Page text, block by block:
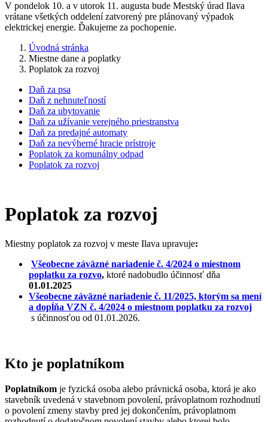
V pondelok 10. a v utorok 11. augusta bude Mestský úrad Ilava
vrátane všetkých oddelení zatvorený pre plánovaný výpadok
elektrickej energie. Ďakujeme za pochopenie.
Úvodná stránka
Miestne dane a poplatky
Poplatok za rozvoj
Daň za psa
Daň z nehnuteľností
Daň za ubytovanie
Daň za užívanie verejného priestranstva
Daň za predajné automaty
Daň za nevýherné hracie prístroje
Poplatok za komunálny odpad
Poplatok za rozvoj
Poplatok za rozvoj
Miestny poplatok za rozvoj v meste Ilava upravuje:
Všeobecne záväzné nariadenie č. 4/2024 o miestnom
poplatku za rozvo, ktoré nadobudlo účinnosť dňa
01.01.2025
Všeobecne záväzné nariadenie č. 11/2025, ktorým sa mení
a dopĺňa VZN č. 4/2024 o miestnom poplatku za rozvoj
s účinnosťou od 01.01.2026.
Kto je poplatníkom
Poplatníkom je fyzická osoba alebo právnická osoba, ktorá je ako
stavebník uvedená v stavebnom povolení, právoplatnom rozhodnutí
o povolení zmeny stavby pred jej dokončením, právoplatnom